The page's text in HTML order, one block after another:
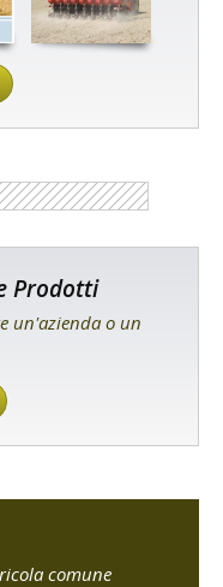
Prodotti
un'azienda o un
comune